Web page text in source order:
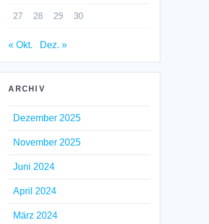
27 28 29 30
« Okt. Dez. »
ARCHIV
Dezember 2025
November 2025
Juni 2024
April 2024
März 2024